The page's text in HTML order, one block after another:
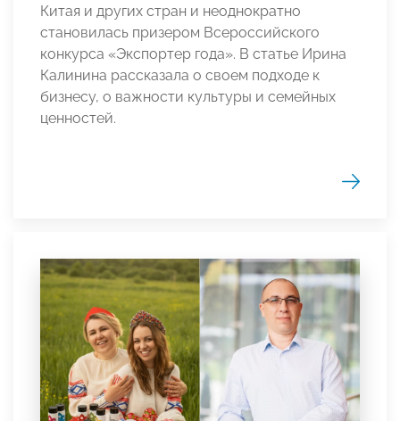
Китая и других стран и неоднократно
становилась призером Всероссийского
конкурса «Экспортер года». В статье Ирина
Калинина рассказала о своем подходе к
бизнесу, о важности культуры и семейных
ценностей.